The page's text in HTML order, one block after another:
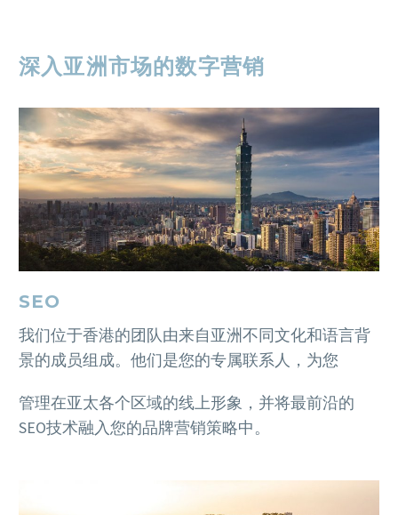
深入亚洲市场的数字营销
SEO
我们位于香港的团队由来自亚洲不同文化和语言背
景的成员组成。他们是您的专属联系人，为您
管理在亚太各个区域的线上形象，并将最前沿的
SEO技术融入您的品牌营销策略中。